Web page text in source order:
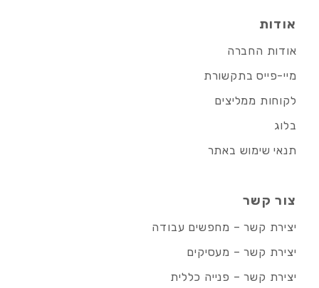
אודות
אודות החברה
מיי-פייס בתקשורת
לקוחות ממליצים
בלוג
תנאי שימוש באתר
צור קשר
יצירת קשר – מחפשים עבודה
יצירת קשר – מעסיקים
יצירת קשר – פנייה כללית